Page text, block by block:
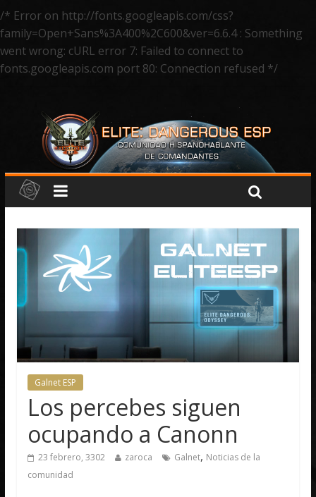
/* Error on http://fonts.googleapis.com/css?
family=Open+Sans%3A400%2C600&ver=6.6.4 : Something
went wrong: cURL error 7: Failed to connect to
fonts.googleapis.com port 80: Connection refused */
Galnet ESP
Los percebes siguen
ocupando a Canonn
23 febrero, 3302 zaroca Galnet, Noticias de la
comunidad